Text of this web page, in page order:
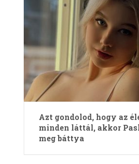
Azt gondolod, hogy az
minden láttál, akkor
meg báttya